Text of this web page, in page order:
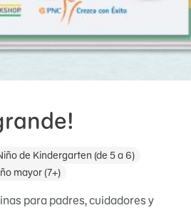
de Kindergarten (de 5 a 6)
mayor (7+)
para padres, cuidadores y